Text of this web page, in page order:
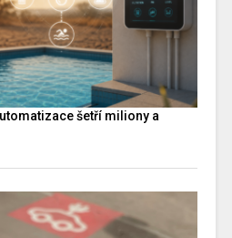
šetří miliony a